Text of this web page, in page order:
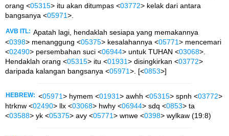
orang <05315> itu akan ditumpas <03772> kelak dari antara
bangsanya <05971>.
AVB ITL: Apatah lagi, hendaklah sesiapa yang memakannya
<0398> menanggung <05375> kesalahannya <05771> mencemari
<02490> persembahan suci <06944> untuk TUHAN <03068>.
Hendaklah orang <05315> itu <01931> disingkirkan <03772>
daripada kalangan bangsanya <05971>. [<0853>]
HEBREW: <05971> hymem <01931> awhh <05315> spnh <03772>
htrknw <02490> llx <03068> hwhy <06944> sdq <0853> ta
<03588> yk <05375> avy <05771> wnwe <0398> wylkaw (19:8)